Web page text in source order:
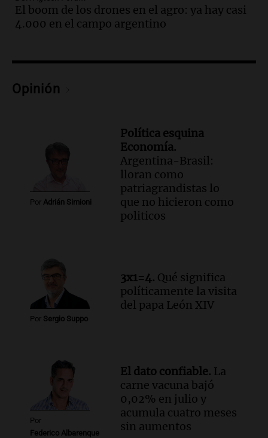
Cristo Redentor por acumulación de
nieve se extiende a 22 días
Panorama Federal
Audio.Estudiantes de Italia realizan
enriquecer su formación educativa
La Universidad de Milán y su
colaboración con la municipalidad para
la educación y parques
Audio.El papamóvil de Juan Pablo II
revive con la visita de León XIV y una
Episodios
Audio.
Monseñor Fenoy celebra la visita
de León XIV a Argentina y reflexiona
sobre su impacto espiritual
Panorama Federal
Fe relativiza el impacto del fallo sobre
jubilaciones en la provincia
Panorama Federal
Episodios
El boom de los drones en el agro: ya hay casi
4.000 en el campo argentino
Opinión
Por Adrián Simioni
Política esquina
Economía.
Argentina-Brasil:
lloran como
patriagrandistas lo
que no hicieron como
politicos
Por Sergio Suppo
3x1=4. Qué significa
políticamente la visita
del papa León XIV
Por
Federico Albarenque
El dato confiable. La
carne vacuna bajó
0,02% en julio y
acumula cuatro meses
sin aumentos